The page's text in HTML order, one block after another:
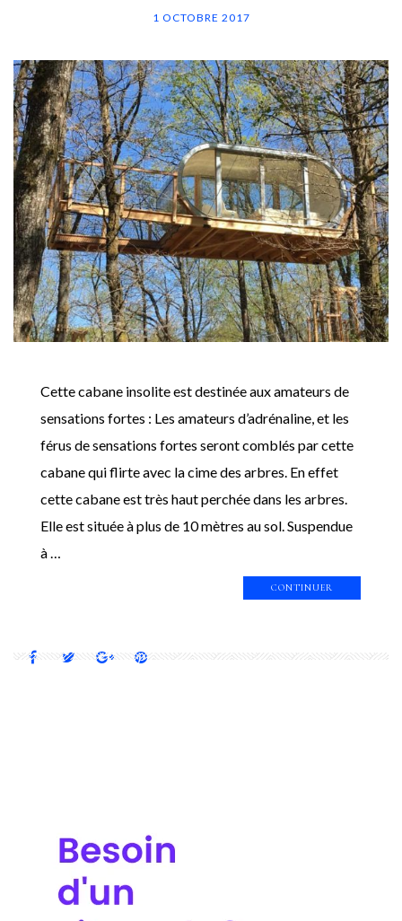
1 OCTOBRE 2017
Cette cabane insolite est destinée aux amateurs de
sensations fortes : Les amateurs d’adrénaline, et les
férus de sensations fortes seront comblés par cette
cabane qui flirte avec la cime des arbres. En effet
cette cabane est très haut perchée dans les arbres.
Elle est située à plus de 10 mètres au sol. Suspendue
à …
CONTINUER